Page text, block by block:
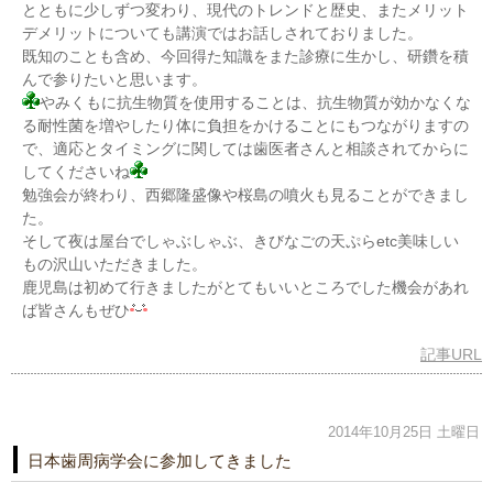
とともに少しずつ変わり、現代のトレンドと歴史、またメリット
デメリットについても講演ではお話しされておりました。
既知のことも含め、今回得た知識をまた診療に生かし、研鑽を積
んで参りたいと思います。
やみくもに抗生物質を使用することは、抗生物質が効かなくな
る耐性菌を増やしたり体に負担をかけることにもつながりますの
で、適応とタイミングに関しては歯医者さんと相談されてからに
してくださいね
勉強会が終わり、西郷隆盛像や桜島の噴火も見ることができまし
た。
そして夜は屋台でしゃぶしゃぶ、きびなごの天ぷらetc美味しい
もの沢山いただきました。
鹿児島は初めて行きましたがとてもいいところでした機会があれ
ば皆さんもぜひ
記事URL
2014年10月25日 土曜日
日本歯周病学会に参加してきました